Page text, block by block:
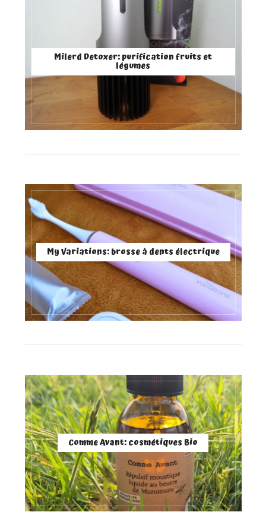
Milerd Detoxer: purification fruits et
légumes
My Variations: brosse à dents électrique
Comme Avant: cosmétiques Bio